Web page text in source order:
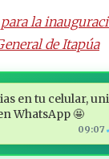
la
de Itapúa
en tu celular,
WhatsApp 🤩
09:07